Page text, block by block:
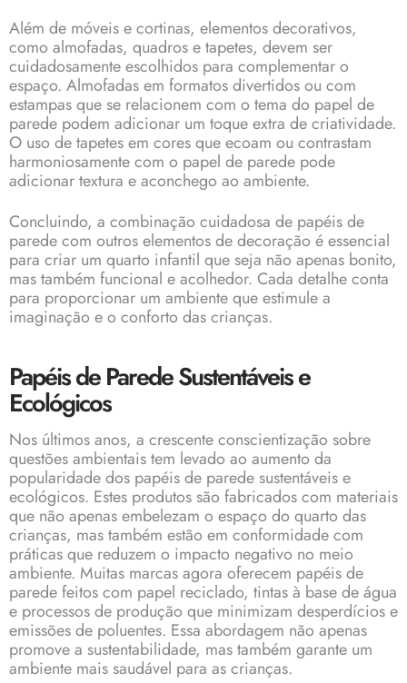
Além de móveis e cortinas, elementos decorativos,
como almofadas, quadros e tapetes, devem ser
cuidadosamente escolhidos para complementar o
espaço. Almofadas em formatos divertidos ou com
estampas que se relacionem com o tema do papel de
parede podem adicionar um toque extra de criatividade.
O uso de tapetes em cores que ecoam ou contrastam
harmoniosamente com o papel de parede pode
adicionar textura e aconchego ao ambiente.
Concluindo, a combinação cuidadosa de papéis de
parede com outros elementos de decoração é essencial
para criar um quarto infantil que seja não apenas bonito,
mas também funcional e acolhedor. Cada detalhe conta
para proporcionar um ambiente que estimule a
imaginação e o conforto das crianças.
Papéis de Parede Sustentáveis e
Ecológicos
Nos últimos anos, a crescente conscientização sobre
questões ambientais tem levado ao aumento da
popularidade dos papéis de parede sustentáveis e
ecológicos. Estes produtos são fabricados com materiais
que não apenas embelezam o espaço do quarto das
crianças, mas também estão em conformidade com
práticas que reduzem o impacto negativo no meio
ambiente. Muitas marcas agora oferecem papéis de
parede feitos com papel reciclado, tintas à base de água
e processos de produção que minimizam desperdícios e
emissões de poluentes. Essa abordagem não apenas
promove a sustentabilidade, mas também garante um
ambiente mais saudável para as crianças.